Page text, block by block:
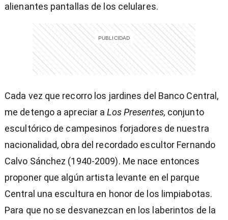
alienantes pantallas de los celulares.
Cada vez que recorro los jardines del Banco Central,
me detengo a apreciar aLos Presentes, conjunto
escultórico de campesinos forjadores de nuestra
nacionalidad, obra del recordado escultor Fernando
Calvo Sánchez (1940-2009). Me nace entonces
proponer que algún artista levante en el parque
Central una escultura en honor de los limpiabotas.
Para que no se desvanezcan en los laberintos de la